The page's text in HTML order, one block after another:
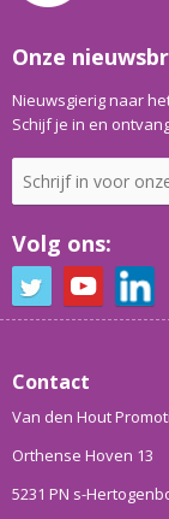
Onze
Nieuwsgierig naar
Schijf je in en
Volg ons:
Contact
Van den Hout
Orthense Hoven 13
5231 PN s-